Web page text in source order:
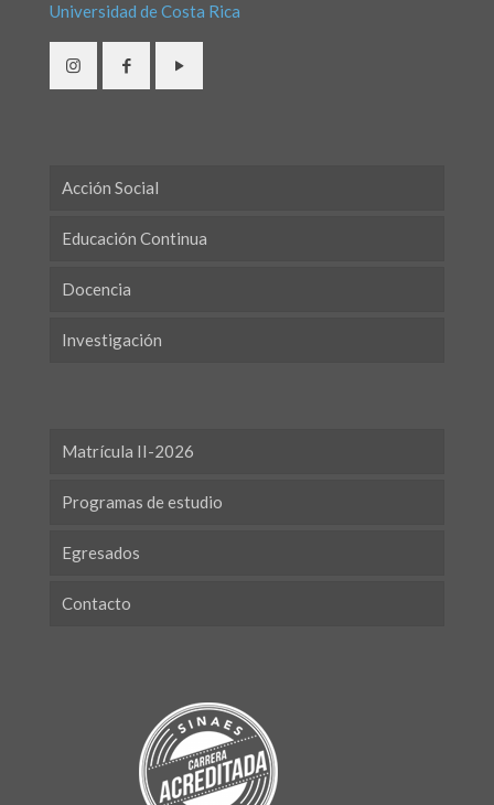
Universidad de Costa Rica
Acción Social
Educación Continua
Docencia
Investigación
Matrícula II-2026
Programas de estudio
Egresados
Contacto